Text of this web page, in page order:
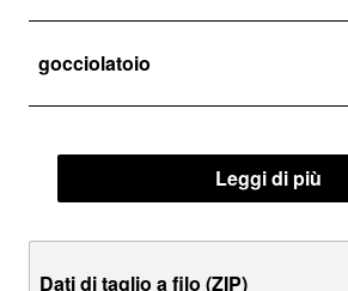
gocciolatoio
Leggi di più
Dati di taglio a filo (ZIP)